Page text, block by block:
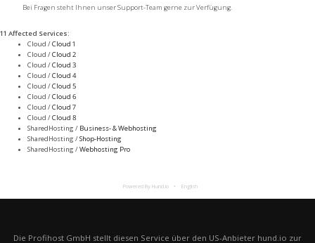
Bei Fragen steht Ihnen unser Support-Team gerne zur Verfügung.
11 Affected Services:
Cloud /Cloud 1
Cloud /Cloud 2
Cloud /Cloud 3
Cloud /Cloud 4
Cloud /Cloud 5
Cloud /Cloud 6
Cloud /Cloud 7
Cloud /Cloud 8
SharedHosting / Business- & Webhosting
SharedHosting /Shop-Hosting
SharedHosting /Webhosting Pro
Powered By Hund.io English
Die Profihost GmbH stellt diesen Service über den US-Anbieter hund.io zur